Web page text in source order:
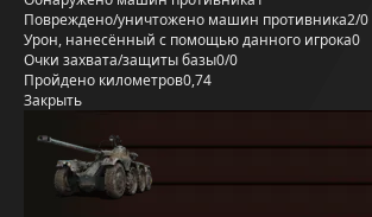
Повреждено/уничтожено машин противника2/0
Урон, нанесённый с помощью данного игрока0
Очки захвата/защиты базы0/0
Пройдено километров0,74
Закрыть